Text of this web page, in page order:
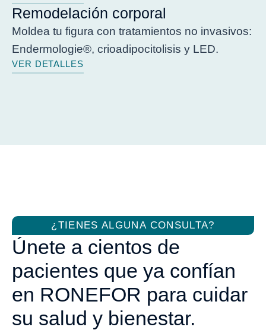
Remodelación corporal
Moldea tu figura con tratamientos no invasivos:
Endermologie®, crioadipocitolisis y LED.
VER DETALLES
¿TIENES ALGUNA CONSULTA?
Únete a cientos de
pacientes que ya confían
en RONEFOR para cuidar
su salud y bienestar.